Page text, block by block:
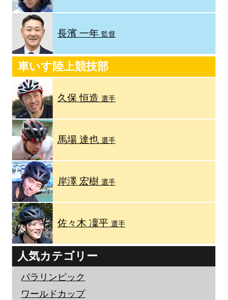
長濱 一年 監督
車いす陸上競技部
久保 恒造 選手
馬場 達也 選手
岸澤 宏樹 選手
佐々木 凜平 選手
人気カテゴリー
パラリンピック
ワールドカップ